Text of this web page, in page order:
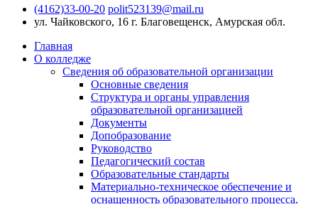
(4162)33-00-20 polit523139@mail.ru
ул. Чайковского, 16 г. Благовещенск, Амурская обл.
Главная
О колледже
Сведения об образовательной организации
Основные сведения
Структура и органы управления
образовательной организацией
Документы
Допобразование
Руководство
Педагогический состав
Образовательные стандарты
Материально-техническое обеспечение и
оснащенность образовательного процесса.